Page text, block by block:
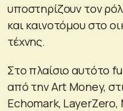
υποστηρίζουν τον
και καινοτόμου στο
τέχνης.
Στο πλαίσιο αυτότο
από την Art Money,
Echomark,